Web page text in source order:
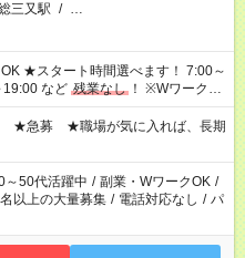
三又駅 / …
～
など 残業なし ！ ※Wワークの
40時間超の就業はご案内できませ
以上勤務は社会保険への加入対象
日雇い派遣の原則禁止）により、
内が難しい場合があります
★急募 ★職場が気に入れば、長期
～50代活躍中 / 副業・WワークOK /
以上の大量募集 / 電話対応なし / パ